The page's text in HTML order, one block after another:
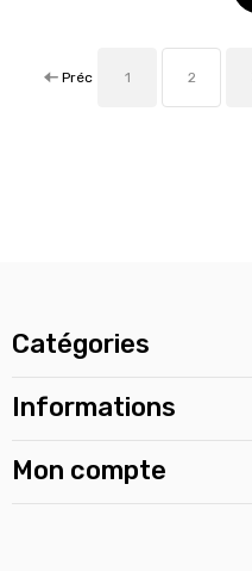
Préc 1 2
Catégories
Informations
Mon compte